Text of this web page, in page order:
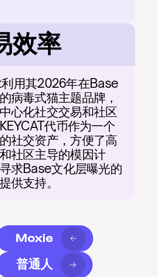
效率
用其2026年在Base
病毒式猫主题品牌，
心化社交交易和社区
代币作为一个
社交资产，方便了高
社区主导的模因计
求Base文化层曝光的
供支持。
Moxie
普通人